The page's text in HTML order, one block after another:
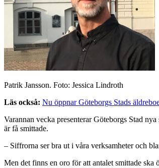
Patrik Jansson. Foto: Jessica Lindroth
Läs också: Nu öppnar Göteborgs Stads
Varannan vecka presenterar Göteborgs Stad
är få smittade.
– Siffrorna ser bra ut i våra verksamheter och
Men det finns en oro för att antalet smittade ska